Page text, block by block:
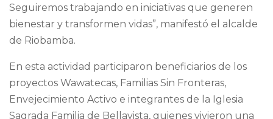
Seguiremos trabajando en iniciativas que generen
bienestar y transformen vidas”, manifestó el alcalde
de Riobamba.
En esta actividad participaron beneficiarios de los
proyectos Wawatecas, Familias Sin Fronteras,
Envejecimiento Activo e integrantes de la Iglesia
Sagrada Familia de Bellavista, quienes vivieron una